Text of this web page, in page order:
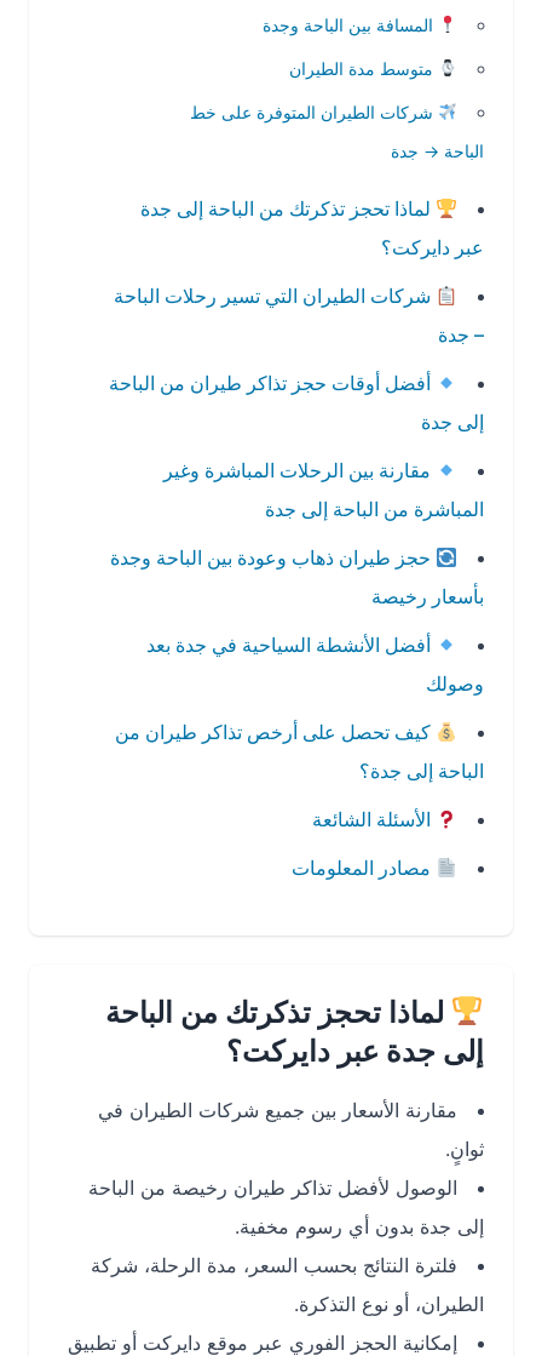
المسافة بين الباحة وجدة
متوسط مدة الطيران
شركات الطيران المتوفرة على خط
الباحة → جدة
لماذا تحجز تذكرتك من الباحة إلى جدة
عبر دايركت؟
شركات الطيران التي تسير رحلات الباحة
أفضل أوقات حجز تذاكر طيران من الباحة
إلى جدة
مقارنة بين الرحلات المباشرة وغير
المباشرة من الباحة إلى جدة
حجز طيران ذهاب وعودة بين الباحة وجدة
بأسعار رخيصة
أفضل الأنشطة السياحية في جدة بعد
وصولك
كيف تحصل على أرخص تذاكر طيران من
الباحة إلى جدة؟
الأسئلة الشائعة
مصادر المعلومات
لماذا تحجز تذكرتك من الباحة
إلى جدة عبر دايركت؟
مقارنة الأسعار بين جميع شركات الطيران في
الوصول لأفضل تذاكر طيران رخيصة من الباحة
إلى جدة بدون أي رسوم مخفية.
فلترة النتائج بحسب السعر، مدة الرحلة، شركة
الطيران، أو نوع التذكرة.
إمكانية الحجز الفوري عبر موقع دايركت أو تطبيق